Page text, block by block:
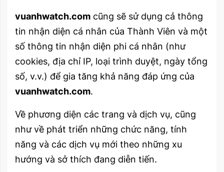
vuanhwatch.com cũng sẽ sử dụng cả thông
tin nhận diện cá nhân của Thành Viên và một
số thông tin nhận diện phi cá nhân (như
cookies, địa chỉ IP, loại trình duyệt, ngày tổng
số, v.v.) để gia tăng khả năng đáp ứng của
vuanhwatch.com.
Về phương diện các trang và dịch vụ, cũng
như về phát triển những chức năng, tính
năng và các dịch vụ mới theo những xu
hướng và sở thích đang diễn tiến.